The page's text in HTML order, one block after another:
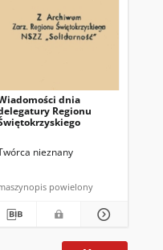
dnia
Regionu
nieznany
powielony